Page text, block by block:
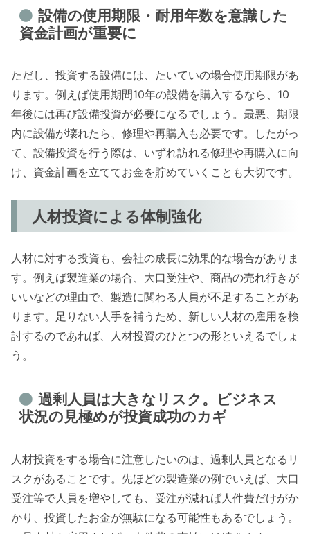
設備の使用期限・耐用年数を意識した
資金計画が重要に
ただし、投資する設備には、たいていの場合使用期限があ
ります。例えば使用期間10年の設備を購入するなら、10
年後には再び設備投資が必要になるでしょう。最悪、期限
内に設備が壊れたら、修理や再購入も必要です。したがっ
て、設備投資を行う際は、いずれ訪れる修理や再購入に向
け、資金計画を立ててお金を貯めていくことも大切です。
人材投資による体制強化
人材に対する投資も、会社の成長に効果的な場合がありま
す。例えば製造業の場合、大口受注や、商品の売れ行きが
いいなどの理由で、製造に関わる人員が不足することがあ
ります。足りない人手を補うため、新しい人材の雇用を検
討するのであれば、人材投資のひとつの形といえるでしょ
う。
過剰人員は大きなリスク。ビジネス
状況の見極めが投資成功のカギ
人材投資をする場合に注意したいのは、過剰人員となるリ
スクがあることです。先ほどの製造業の例でいえば、大口
受注等で人員を増やしても、受注が減れば人件費だけがか
かり、投資したお金が無駄になる可能性もあるでしょう。